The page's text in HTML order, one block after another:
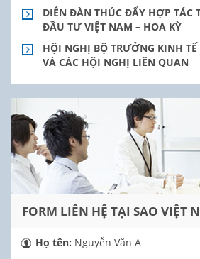
DIỄN ĐÀN THÚC ĐẨY HỢP TÁC
ĐẦU TƯ VIỆT NAM – HOA KỲ
HỘI NGHỊ BỘ TRƯỞNG KINH
VÀ CÁC HỘI NGHỊ LIÊN QUAN
FORM LIÊN HỆ TẠI SAO VIỆT
Họ tên: Nguyễn Văn A